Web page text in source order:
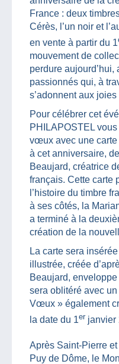
France : deux
Cérès, l’un noir et
en vente à partir du 1
mouvement de
perdure
passionnés qui, à
s’adonnent aux
Pour célébrer cet
PHILAPOSTEL
vœux avec une carte
à cet anniversaire,
Beaujard, créatrice
français. Cette carte
l’histoire du timbre
à ses côtés, la
a terminé à la
création de la
La carte sera
illustrée, créée
Beaujard, enveloppe
sera oblitéré avec
Vœux » également
la date du 1er janvier
Après Saint-Pierre
Puy de Dôme, le